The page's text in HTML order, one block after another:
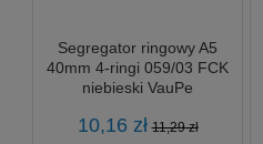
Segregator ringowy A5
40mm 4-ringi 059/03 FCK
niebieski VauPe
10,16 zł 11,29 zł